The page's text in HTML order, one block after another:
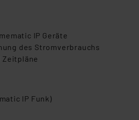
IP Geräte
des Stromverbrauchs
IP Funk)